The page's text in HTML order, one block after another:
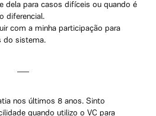
dela para casos difíceis ou quando é
diferencial.
com a minha participação para
do sistema.
nos últimos 8 anos. Sinto
quando utilizo o VC para